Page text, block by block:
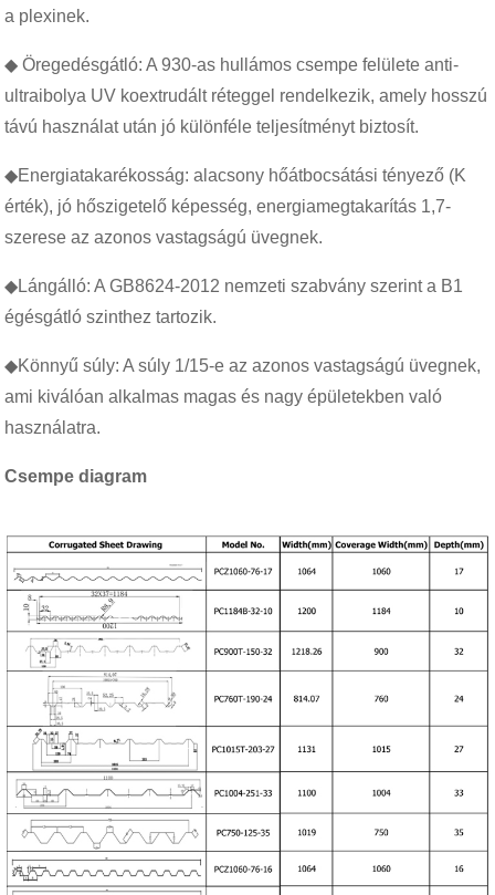
a plexinek.
◆ Öregedésgátló: A 930-as hullámos csempe felülete anti-
ultraibolya UV koextrudált réteggel rendelkezik, amely hosszú
távú használat után jó különféle teljesítményt biztosít.
◆Energiatakarékosság: alacsony hőátbocsátási tényező (K
érték), jó hőszigetelő képesség, energiamegtakarítás 1,7-
szerese az azonos vastagságú üvegnek.
◆Lángálló: A GB8624-2012 nemzeti szabvány szerint a B1
égésgátló szinthez tartozik.
◆Könnyű súly: A súly 1/15-e az azonos vastagságú üvegnek,
ami kiválóan alkalmas magas és nagy épületekben való
használatra.
Csempe diagram